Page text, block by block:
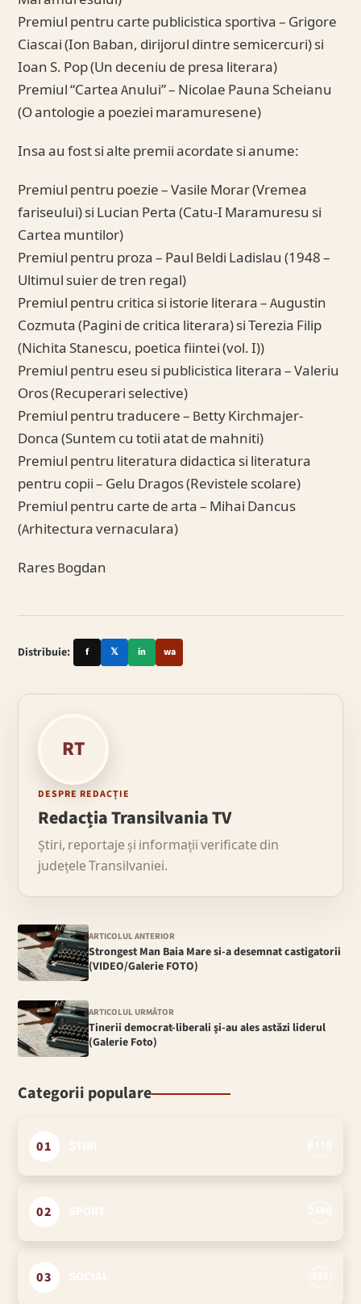
Premiul pentru carte publicistica sportiva – Grigore
Ciascai (Ion Baban, dirijorul dintre semicercuri) si
Ioan S. Pop (Un deceniu de presa literara)
Premiul “Cartea Anului” – Nicolae Pauna Scheianu
(O antologie a poeziei maramuresene)
Insa au fost si alte premii acordate si anume:
Premiul pentru poezie – Vasile Morar (Vremea
fariseului) si Lucian Perta (Catu-I Maramuresu si
Cartea muntilor)
Premiul pentru proza – Paul Beldi Ladislau (1948 –
Ultimul suier de tren regal)
Premiul pentru critica si istorie literara – Augustin
Cozmuta (Pagini de critica literara) si Terezia Filip
(Nichita Stanescu, poetica fiintei (vol. I))
Premiul pentru eseu si publicistica literara – Valeriu
Oros (Recuperari selective)
Premiul pentru traducere – Betty Kirchmajer-
Donca (Suntem cu totii atat de mahniti)
Premiul pentru literatura didactica si literatura
pentru copii – Gelu Dragos (Revistele scolare)
Premiul pentru carte de arta – Mihai Dancus
(Arhitectura vernaculara)
Rares Bogdan
Distribuie: f 𝕏 in wa
RT
DESPRE REDACȚIE
Redacția Transilvania TV
Știri, reportaje și informații verificate din
județele Transilvaniei.
ARTICOLUL ANTERIOR
Strongest Man Baia Mare si-a desemnat castigatorii
(VIDEO/Galerie FOTO)
ARTICOLUL URMĂTOR
Tinerii democrat-liberali şi-au ales astăzi liderul
(Galerie Foto)
Categorii populare
01
02
03